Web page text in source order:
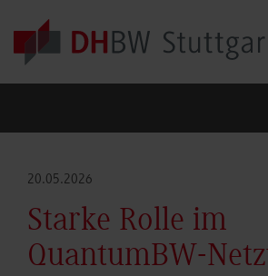
Skip to main content
20.05.2026
Starke Rolle im
QuantumBW-